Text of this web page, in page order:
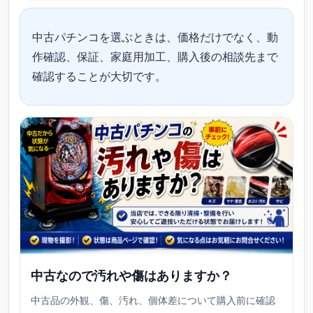
中古パチンコを選ぶときは、価格だけでなく、動
作確認、保証、家庭用加工、購入後の相談先まで
確認することが大切です。
中古なので汚れや傷はありますか？
中古品の外観、傷、汚れ、個体差について購入前に確認